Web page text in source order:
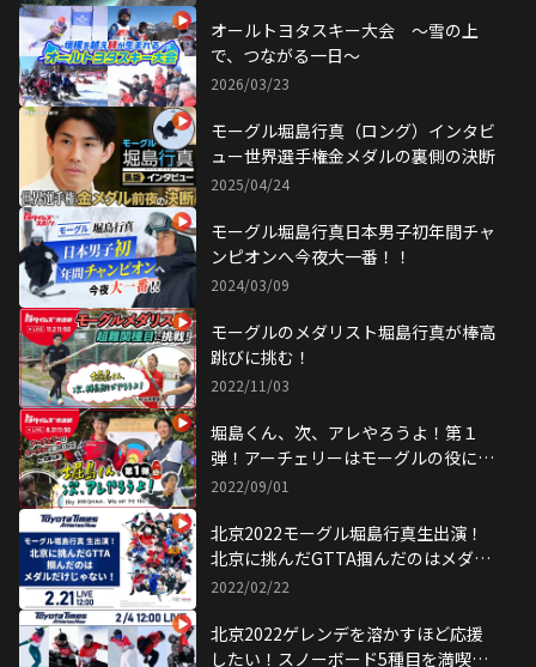
オールトヨタスキー大会 ～雪の上
で、つながる一日〜
2026/03/23
モーグル堀島行真（ロング）インタビ
ュー世界選手権金メダルの裏側の決断
2025/04/24
モーグル堀島行真日本男子初年間チャ
ンピオンへ今夜大一番！！
2024/03/09
モーグルのメダリスト堀島行真が棒高
跳びに挑む！
2022/11/03
堀島くん、次、アレやろうよ！第１
弾！アーチェリーはモーグルの役に立
つ！by武藤弘樹！
2022/09/01
北京2022モーグル堀島行真生出演！
北京に挑んだGTTA掴んだのはメダル
だけじゃない！
2022/02/22
北京2022ゲレンデを溶かすほど応援
したい！スノーボード5種目を満喫せ